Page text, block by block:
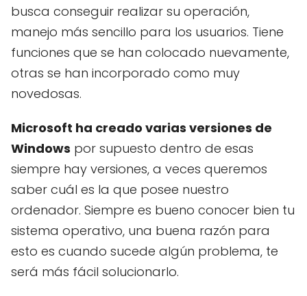
busca conseguir realizar su operación,
manejo más sencillo para los usuarios. Tiene
funciones que se han colocado nuevamente,
otras se han incorporado como muy
novedosas.
Microsoft ha creado varias versiones de
Windows por supuesto dentro de esas
siempre hay versiones, a veces queremos
saber cuál es la que posee nuestro
ordenador. Siempre es bueno conocer bien tu
sistema operativo, una buena razón para
esto es cuando sucede algún problema, te
será más fácil solucionarlo.